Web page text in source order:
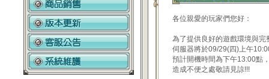
各位親愛的玩家們您好：
為了提供良好的遊戲環境與完
伺服器將於09/29(四)上午
預計開機時間為下午13:00點
造成不便之處敬請見諒!!!